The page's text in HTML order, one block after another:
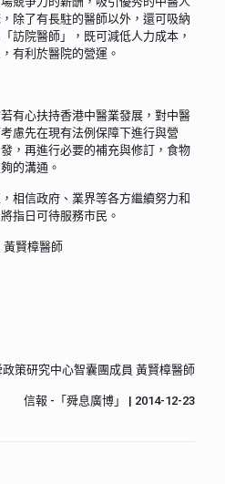
除了有長駐的醫師以外，還可吸納
訪院醫師」，既可減低人力成本，
有利於醫院的營運。
有心扶持香港中醫業發展，對中醫
慮先在現有法例保障下進行與營
，再進行必要的補充與修訂，食物
的溝通。
相信政府、業界等各方繼續努力和
指日可待服務市民。
黃賢樟醫師
政策研究中心智囊團成員 黃賢樟醫師
信報 -「舜息廣博」 | 2014-12-23